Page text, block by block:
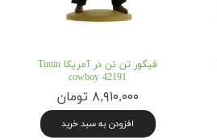
فیگور تن تن در آمریکا Tintin
cowboy 42191
۸,۹۱۰,۰۰۰ تومان
افزودن به سبد خرید